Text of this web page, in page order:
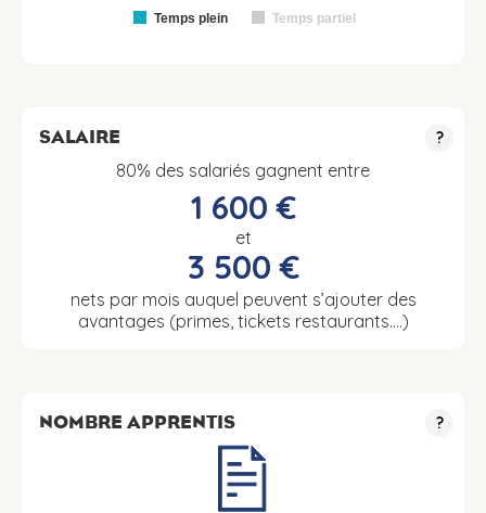
Temps plein Temps partiel
SALAIRE ?
80% des salariés gagnent entre
1 600 €
et
3 500 €
nets par mois auquel peuvent s’ajouter des
avantages (primes, tickets restaurants….)
NOMBRE APPRENTIS ?